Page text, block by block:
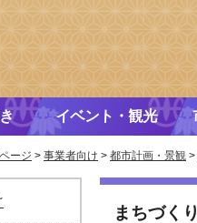
イベント・観光
ージ > 事業者向け > 都市計画・景観 >
まちづく